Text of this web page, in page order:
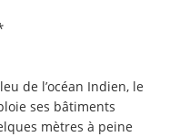
de l’océan Indien, le
ses bâtiments
mètres à peine